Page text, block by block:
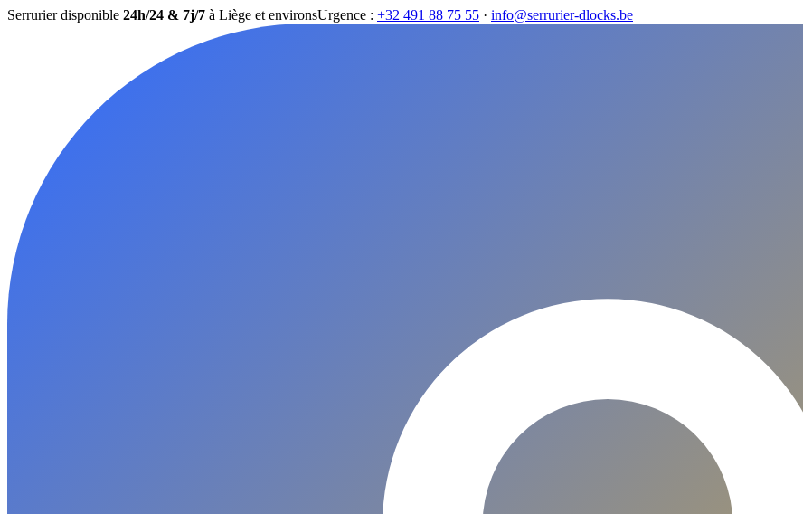
Serrurier disponible 24h/24 & 7j/7 à Liège et environsUrgence : +32 491 88 75 55 · info@serrurier-dlocks.be